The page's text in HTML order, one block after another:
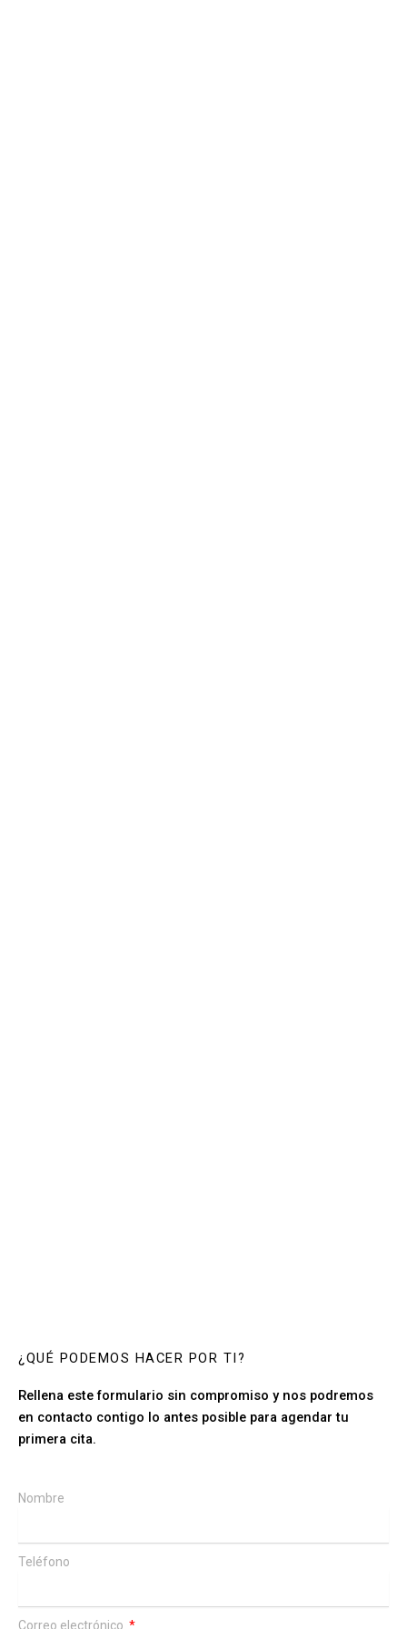
¿QUÉ PODEMOS HACER POR TI?
Rellena este formulario sin compromiso y nos podremos
en contacto contigo lo antes posible para agendar tu
primera cita.
Nombre
Teléfono
Correo electrónico